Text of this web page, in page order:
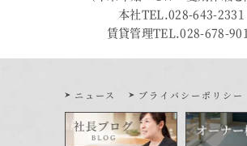
本社TEL.028-643-2331
賃貸管理TEL.028-678-
ニュース プライバシーポリシー